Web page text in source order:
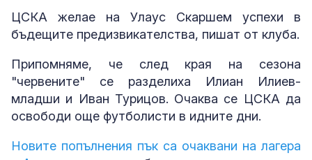
ЦСКА желае на Улаус Скаршем успехи в
бъдещите предизвикателства, пишат от клуба.
Припомняме, че след края на сезона
"червените" се разделиха Илиан Илиев-
младши и Иван Турицов. Очаква се ЦСКА да
освободи още футболисти в идните дни.
Новите попълнения пък са очаквани на лагера